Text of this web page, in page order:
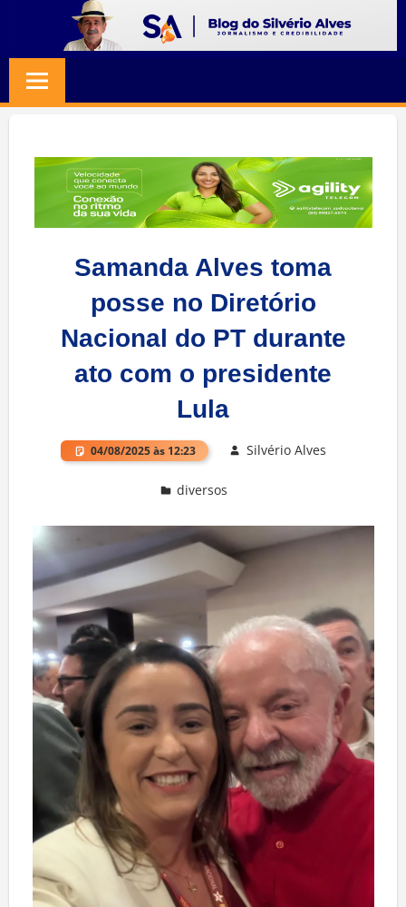
content
SILVERIO
ALVES
Jornalismo
Credibilidade
Samanda Alves toma
posse no Diretório
Nacional do PT durante
ato com o presidente
Lula
04/08/2025 às 12:23 Silvério Alves
diversos